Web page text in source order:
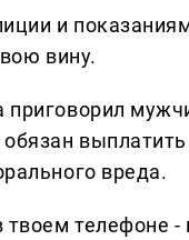
и
вину.
вреда.
телефоне